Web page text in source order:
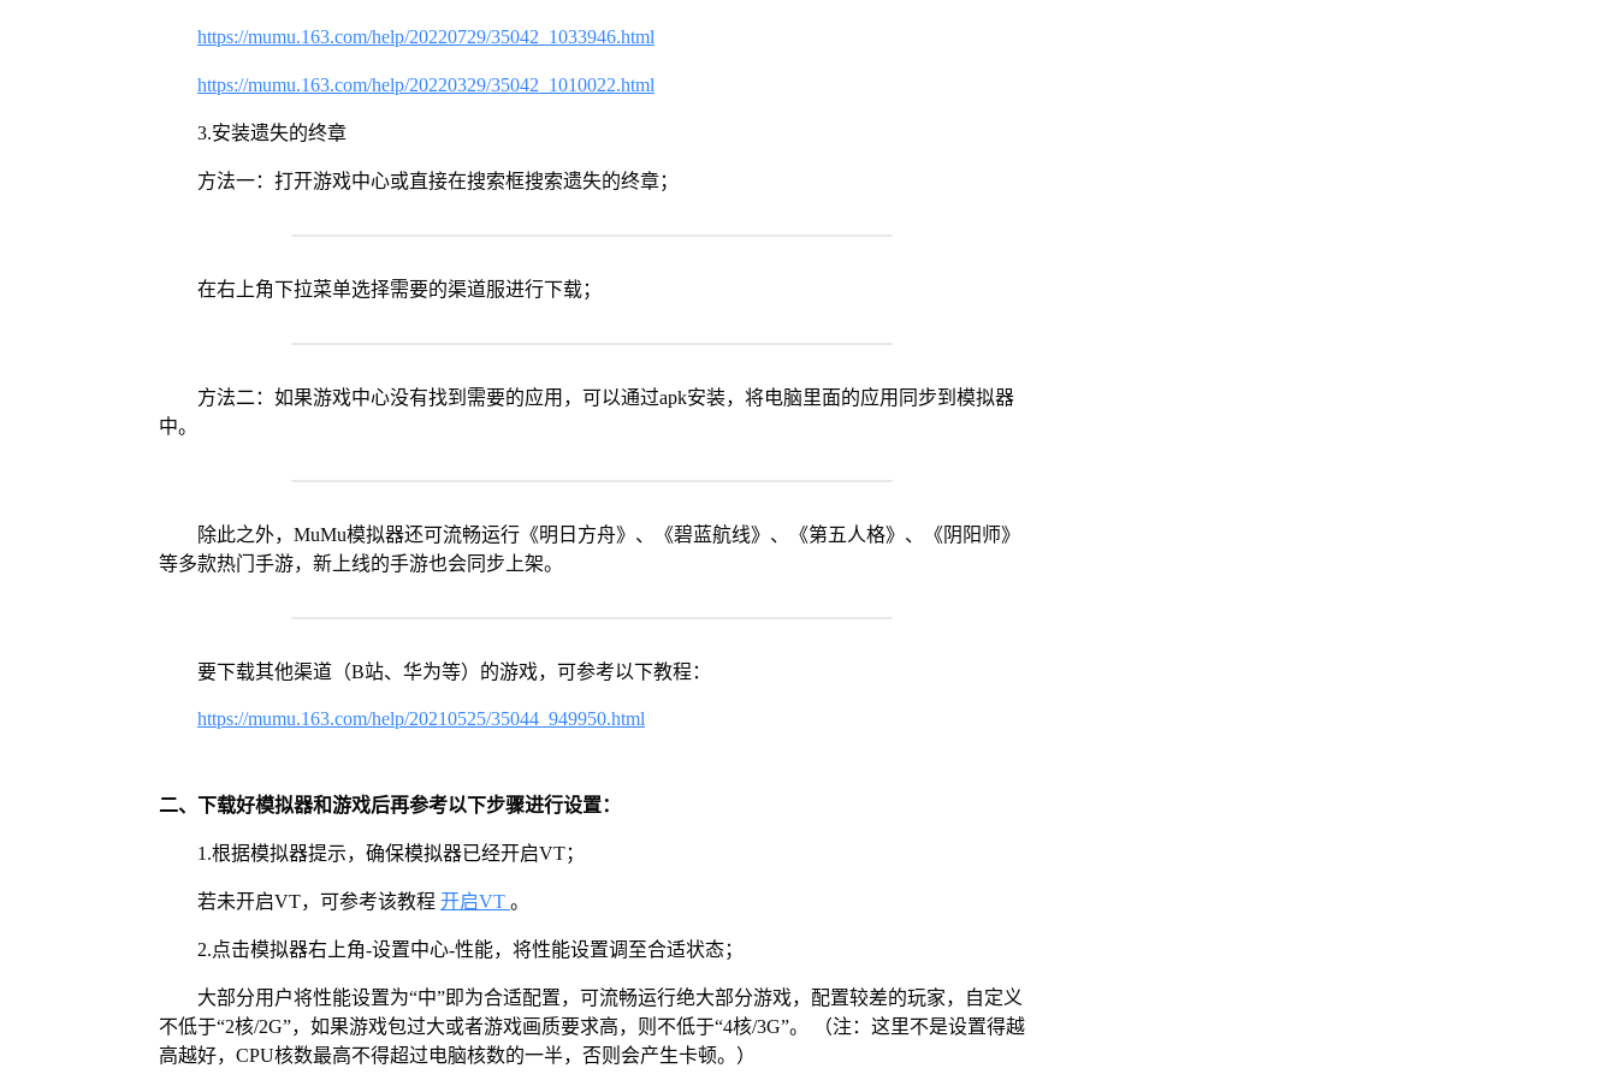
https://mumu.163.com/help/20220729/35042_1033946.html
https://mumu.163.com/help/20220329/35042_1010022.html
3.安装遗失的终章
方法一：打开游戏中心或直接在搜索框搜索遗失的终章；
在右上角下拉菜单选择需要的渠道服进行下载；
方法二：如果游戏中心没有找到需要的应用，可以通过apk安装，将电脑里面的应用同步到模拟器
中。
除此之外，MuMu模拟器还可流畅运行《明日方舟》、《碧蓝航线》、《第五人格》、《阴阳师》
等多款热门手游，新上线的手游也会同步上架。
要下载其他渠道（B站、华为等）的游戏，可参考以下教程：
https://mumu.163.com/help/20210525/35044_949950.html
二、下载好模拟器和游戏后再参考以下步骤进行设置：
1.根据模拟器提示，确保模拟器已经开启VT；
若未开启VT，可参考该教程 开启VT 。
2.点击模拟器右上角-设置中心-性能，将性能设置调至合适状态；
大部分用户将性能设置为“中”即为合适配置，可流畅运行绝大部分游戏，配置较差的玩家，自定义
不低于“2核/2G”，如果游戏包过大或者游戏画质要求高，则不低于“4核/3G”。 （注：这里不是设置得越
高越好，CPU核数最高不得超过电脑核数的一半，否则会产生卡顿。）